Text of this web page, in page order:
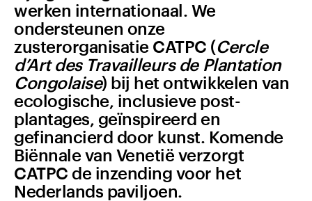
werken internationaal. We
ondersteunen onze
zusterorganisatie CATPC (Cercle
d’Art des Travailleurs de Plantation
Congolaise) bij het ontwikkelen van
ecologische, inclusieve post-
plantages, geïnspireerd en
gefinancierd door kunst. Komende
Biënnale van Venetië verzorgt
CATPC de inzending voor het
Nederlands paviljoen.